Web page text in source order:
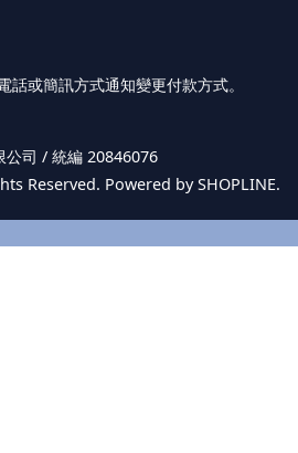
話或簡訊方式通知變更付款方式。
公司 / 統編 20846076
Reserved. Powered by SHOPLINE.